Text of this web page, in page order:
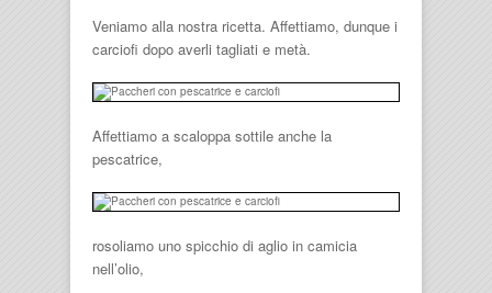
Veniamo alla nostra ricetta. Affettiamo, dunque i
carciofi dopo averli tagliati e metà.
Affettiamo a scaloppa sottile anche la
pescatrice,
rosoliamo uno spicchio di aglio in camicia
nell’olio,